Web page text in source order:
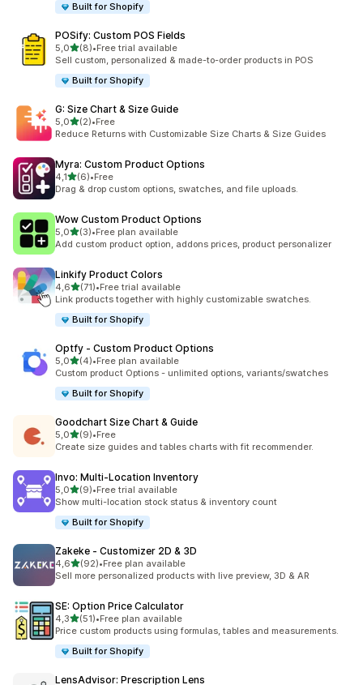
Built for Shopify
POSify: Custom POS Fields
5,0/ 5 tähteä
(8)
8 arvostelua yhteensä
•Free trial available
Sell custom, personalized & made-to-order products in POS
Built for Shopify
G: Size Chart & Size Guide
5,0/ 5 tähteä
(2)
2 arvostelua yhteensä
•Free
Reduce Returns with Customizable Size Charts & Size Guides
Myra: Custom Product Options
4,1/ 5 tähteä
(6)
6 arvostelua yhteensä
•Free
Drag & drop custom options, swatches, and file uploads.
Wow Custom Product Options
5,0/ 5 tähteä
(3)
3 arvostelua yhteensä
•Free plan available
Add custom product option, addons prices, product personalizer
Linkify Product Colors
4,6/ 5 tähteä
(71)
71 arvostelua yhteensä
•Free trial available
Link products together with highly customizable swatches.
Built for Shopify
Optfy ‑ Custom Product Options
5,0/ 5 tähteä
(4)
4 arvostelua yhteensä
•Free plan available
Custom product Options - unlimited options, variants/swatches
Built for Shopify
Goodchart Size Chart & Guide
5,0/ 5 tähteä
(9)
9 arvostelua yhteensä
•Free
Create size guides and tables charts with fit recommender.
Invo: Multi‑Location Inventory
5,0/ 5 tähteä
(9)
9 arvostelua yhteensä
•Free trial available
Show multi-location stock status & inventory count
Built for Shopify
Zakeke ‑ Customizer 2D & 3D
4,6/ 5 tähteä
(92)
92 arvostelua yhteensä
•Free plan available
Sell more personalized products with live preview, 3D & AR
SE: Option Price Calculator
4,3/ 5 tähteä
(51)
51 arvostelua yhteensä
•Free plan available
Price custom products using formulas, tables and measurements.
Built for Shopify
LensAdvisor: Prescription Lens